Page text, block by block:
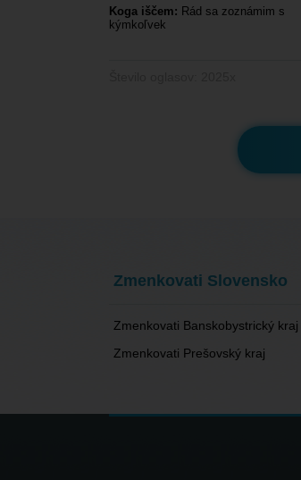
Koga iščem: Rád sa zoznámim s
kýmkoľvek
Zmenkovati Slovensko
Zmenkovati Banskobystrický kraj
Zmenkovati Prešovský kraj